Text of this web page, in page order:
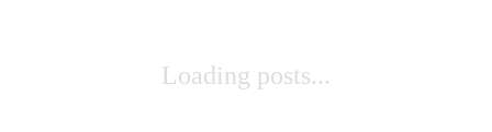
Loading posts...